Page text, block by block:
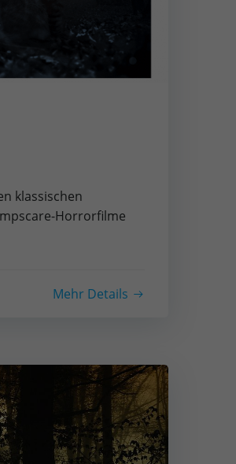
klassischen
Horrorfilme
Mehr Details